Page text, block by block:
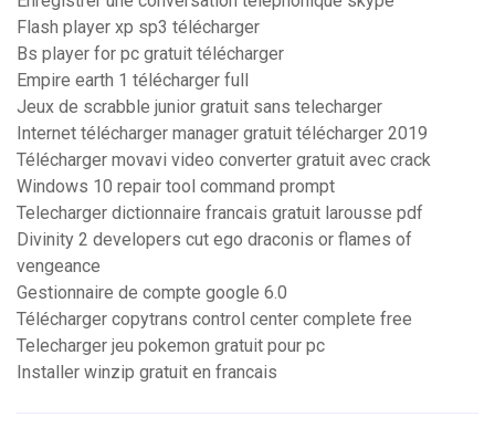
Flash player xp sp3 télécharger
Bs player for pc gratuit télécharger
Empire earth 1 télécharger full
Jeux de scrabble junior gratuit sans telecharger
Internet télécharger manager gratuit télécharger 2019
Télécharger movavi video converter gratuit avec crack
Windows 10 repair tool command prompt
Telecharger dictionnaire francais gratuit larousse pdf
Divinity 2 developers cut ego draconis or flames of
vengeance
Gestionnaire de compte google 6.0
Télécharger copytrans control center complete free
Telecharger jeu pokemon gratuit pour pc
Installer winzip gratuit en francais